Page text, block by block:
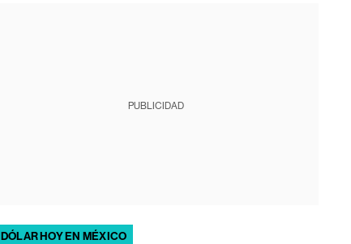
PUBLICIDAD
DÓLAR HOY EN MÉXICO